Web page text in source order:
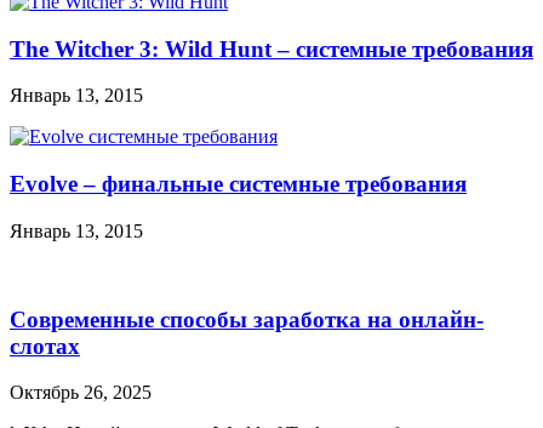
The Witcher 3: Wild Hunt – системные требования
Январь 13, 2015
Evolve – финальные системные требования
Январь 13, 2015
Современные способы заработка на онлайн-
слотах
Октябрь 26, 2025